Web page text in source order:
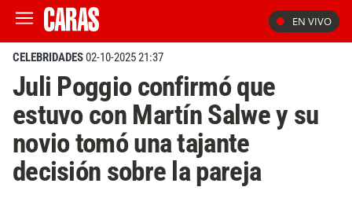
EN VIVO
CELEBRIDADES02-10-2025 21:37
Juli Poggio confirmó que
estuvo con Martín Salwe y su
novio tomó una tajante
decisión sobre la pareja